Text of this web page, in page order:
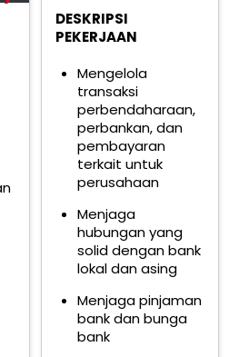
DESKRIPSI
PEKERJAAN
Mengelola
transaksi
perbendaharaan,
perbankan, dan
pembayaran
terkait untuk
perusahaan
Menjaga
hubungan yang
solid dengan bank
lokal dan asing
Menjaga pinjaman
bank dan bunga
bank